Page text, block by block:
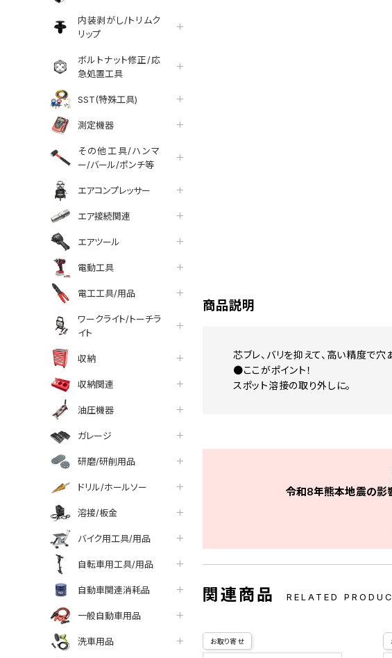
内装剥がし/トリムク
リップ
ボルトナット修正/応
急処置工具
SST(特殊工具)
測定機器
その他工具/ハンマ
ー/バール/ポンチ等
エアコンプレッサー
エア接続関連
エアツール
電動工具
電工工具/用品
ワークライト/トーチラ
イト
収納
収納関連
油圧機器
ガレージ
研磨/研削用品
ドリル/ホールソー
溶接/板金
バイク用工具/用品
自転車用工具/用品
自動車関連消耗品
一般自動車用品
洗車用品
facebook
line
商品説明
芯ブレ、バリを抑えて、高い精度で穴
●ここがポイント！
スポット溶接の取り外しに。
令和8年熊本地震の影
関連商品 RELATED
お取り寄せ